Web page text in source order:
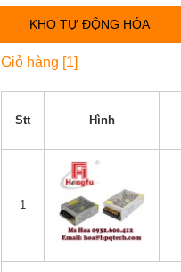
Giỏ hàng [1]
Stt Hình
1
KHO TỰ ĐỘNG HÓA